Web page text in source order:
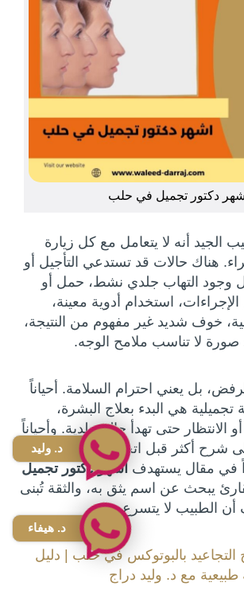
اشهر دكتور تجميل في حلب
الجيد أنه لا يتعامل مع كل زيارة
هناك حالات قد تستدعي التأجيل أو
وجود التهاب جلدي نشط، حمل أو
استخدام أدوية معينة،
خوف شديد غير مفهوم من النتيجة،
صورة لا تناسب ملامح الوجه.
بل يعني احترام السلامة. أحياناً
هي البدء بعلاج البشرة،
الانتظار حتى تهدأ حالة جلدية. وأحياناً
شرح أكثر قبل اتخاذ القرار. هذه
في مقال يستهدفاشهر دكتور تجميل
يبحث عن اسم يثق به، والثقة تُبنى
أن الطبيب لا يتسرع.
التجاعيد بالبوتوكس في حلب | دليل
د. وليد
د. هيفاء